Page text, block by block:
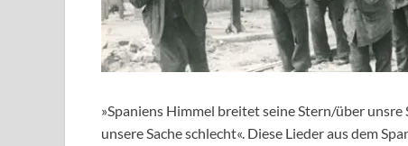
»Spaniens Himmel breitet seine Stern/über unsre
unsere Sache schlecht«. Diese Lieder aus dem